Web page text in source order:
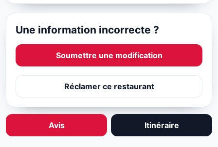
Une information incorrecte ?
Soumettre une modification
Réclamer ce restaurant
Avis Itinéraire